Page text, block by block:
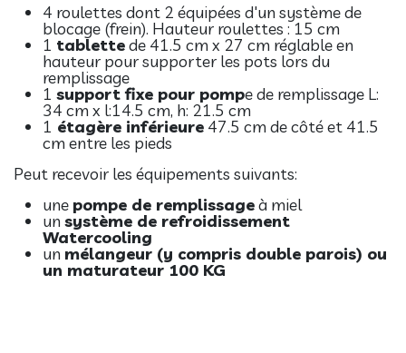
4 roulettes dont 2 équipées d'un système de
blocage (frein). Hauteur roulettes : 15 cm
1 tablettede 41.5 cm x 27 cm réglable en
hauteur pour supporter les pots lors du
remplissage
1 support fixe pour pompe de remplissage L:
34 cm x l:14.5 cm, h: 21.5 cm
1 étagère inférieure 47.5 cm de côté et 41.5
cm entre les pieds
Peut recevoir les équipements suivants:
une pompe de remplissageà miel
un système de refroidissement
Watercooling
un mélangeur (y compris double parois) ou
un maturateur 100 KG